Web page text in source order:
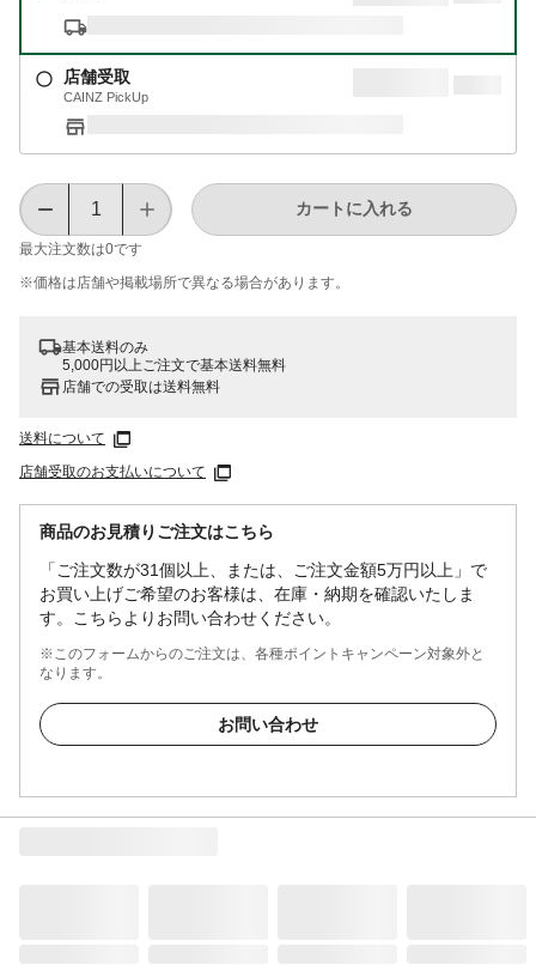
店舗受取
CAINZ PickUp
最大注文数は0です
カートに入れる
※価格は​店舗や​掲載場所で​異なる​場合が​あります。
基本送料のみ
5,000円以上ご注文で基本送料無料
店舗での受取は送料無料
送料について
店舗受取のお支払いについて
商品のお見積りご注文はこちら
「ご注文数が31個以上、または、ご注文金額5万円以上」で
お買い上げご希望のお客様は、在庫・納期を確認いたしま
す。こちらよりお問い合わせください。
※このフォームからのご注文は、各種ポイントキャンペーン対象外と
なります。
お問い合わせ